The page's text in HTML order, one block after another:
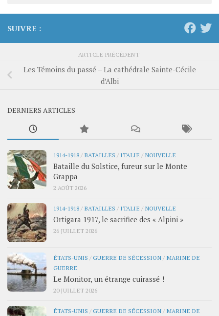
SUIVRE :
ARTICLE PRÉCÉDENT
Les Témoins du passé – La cathédrale Sainte-Cécile
d’Albi
DERNIERS ARTICLES
1914-1918 / BATAILLES / ITALIE / NOUVELLE
Bataille du Solstice, fureur sur le Monte
Grappa
2 AOÛT 2026
1914-1918 / BATAILLES / ITALIE / NOUVELLE
Ortigara 1917, le sacrifice des « Alpini »
26 JUILLET 2026
ÉTATS-UNIS /GUERRE DE SÉCESSION / MARINE DE
GUERRE
Le Monitor, un étrange cuirassé !
20 JUILLET 2026
ÉTATS-UNIS /GUERRE DE SÉCESSION / MARINE DE